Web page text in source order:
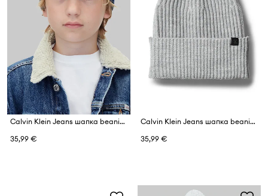
Calvin Klein Jeans шапка beanie за деца
35,99 €
Calvin Klein Jeans шапка beanie за деца
35,99 €